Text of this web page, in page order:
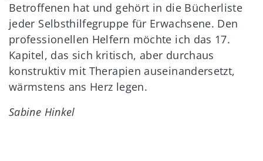
Betroffenen hat und gehört in die Bücherliste
jeder Selbsthilfegruppe für Erwachsene. Den
professionellen Helfern möchte ich das 17.
Kapitel, das sich kritisch, aber durchaus
konstruktiv mit Therapien auseinandersetzt,
wärmstens ans Herz legen.
Sabine Hinkel